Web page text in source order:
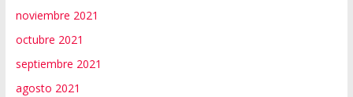
noviembre 2021
octubre 2021
septiembre 2021
agosto 2021